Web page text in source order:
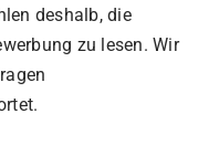
deshalb, die
zu lesen. Wir